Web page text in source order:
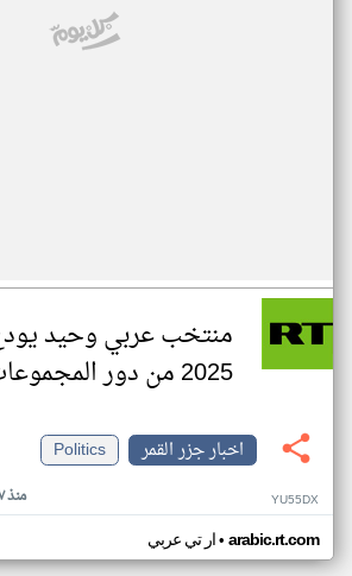
منتخب عربي وحيد
2025 من دور المجموعات
اخبار جزر القمر
Politics
منذ ٧ أشهر YU55DX
ار تي عربي• arabic.rt.com